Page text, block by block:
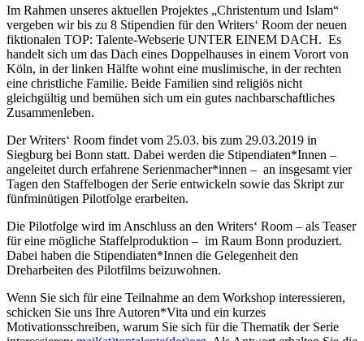
Im Rahmen unseres aktuellen Projektes „Christentum und Islam“
vergeben wir bis zu 8 Stipendien für den Writers‘ Room der neuen
fiktionalen TOP: Talente-Webserie UNTER EINEM DACH. Es
handelt sich um das Dach eines Doppelhauses in einem Vorort von
Köln, in der linken Hälfte wohnt eine muslimische, in der rechten
eine christliche Familie. Beide Familien sind religiös nicht
gleichgültig und bemühen sich um ein gutes nachbarschaftliches
Zusammenleben.
Der Writers‘ Room findet vom 25.03. bis zum 29.03.2019 in
Siegburg bei Bonn statt. Dabei werden die Stipendiaten*Innen –
angeleitet durch erfahrene Serienmacher*innen – an insgesamt vier
Tagen den Staffelbogen der Serie entwickeln sowie das Skript zur
fünfminütigen Pilotfolge erarbeiten.
Die Pilotfolge wird im Anschluss an den Writers‘ Room – als Teaser
für eine mögliche Staffelproduktion – im Raum Bonn produziert.
Dabei haben die Stipendiaten*Innen die Gelegenheit den
Dreharbeiten des Pilotfilms beizuwohnen.
Wenn Sie sich für eine Teilnahme an dem Workshop interessieren,
schicken Sie uns Ihre Autoren*Vita und ein kurzes
Motivationsschreiben, warum Sie sich für die Thematik der Serie